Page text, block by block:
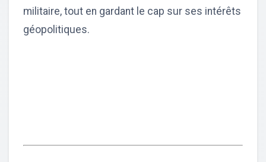
militaire, tout en gardant le cap sur ses intérêts
géopolitiques.